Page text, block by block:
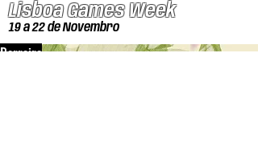
19 a 22 de Novembro
Lisboa Games Week
Barreiro